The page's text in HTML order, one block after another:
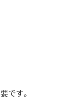
です。